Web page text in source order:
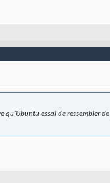
essai de ressembler